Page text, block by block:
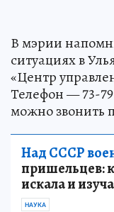
В мэрии
ситуациях в
«Центр
Телефон — 73-
можно звонить
Над СССР
пришельцев:
искала и
НАУКА